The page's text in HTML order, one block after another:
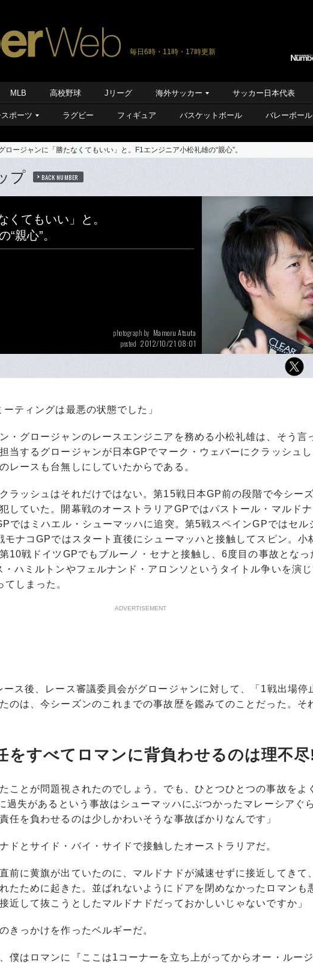
毎日6時・11時・17時更新
MLB 高校野球 Jリーグ 海外サッカー サッカー日本代表
ポーツ ラグビー フィギュア バスケットボール バレーボール
ロージャンに「勝たなくてもいい」と。F1エンジニア小松礼雄の“親心”。
プ BACK NUMBER
くてもいい」と。
親心”。
photograph by Mamoru Atsuta
posted 2012/10/21 08:01
昨季のビタリー・ペトロフ、
ーティングは最悪の状態でした」
・グロージャンのレースエンジニアを務める小松礼雄は、そう言
当するグロージャンが日本GPでマーク・ウェバーにクラッシュ
レースも台無しにしていたからである。
ラッシュはそれだけではない。第15戦日本GP前の段階で今シー
していた。開幕戦のオーストラリアGPではパストール・マルドナ
ではミハエル・シューマッハに追突。第5戦スペインGPではセル
モナコGPではスタート直後にシューマッハと接触してスピン。小
10戦ドイツGPでもブルーノ・セナと接触し、6度目の事故となっ
・ハミルトンやフェルナンド・アロンソというタイトル争いを演じ
しまった。
ADVERTISEMENT
ス後、レース審議委員会がグロージャンに対して、「1戦出場停
のは、今シーズンのこれまでの事故歴を鑑みてのことだった。そ
をすべてロマンに背負わせるのは理不尽
ことが問題視されたのでしょう。でも、ひとつひとつの事故をよ
過失があるという事故はシューマッハにぶつかったマレーシアぐ
任を負わせるのは少しかわいそうな事故ばかりなんです」
ドとサイド・バイ・サイドで接触したオーストラリアだ。
前に黄旗が出ていたのに、マルドナドが減速せずに接近してきて
たために起きた。並ばれないようにドアを閉めなかったロマンも
近して抜こうとしたマルドナドだっておかしいじゃないですか」
きっかけを作ったベルギーだ。
僕はロマンに『ここは1コーナーを立ち上がってからオー・ルー